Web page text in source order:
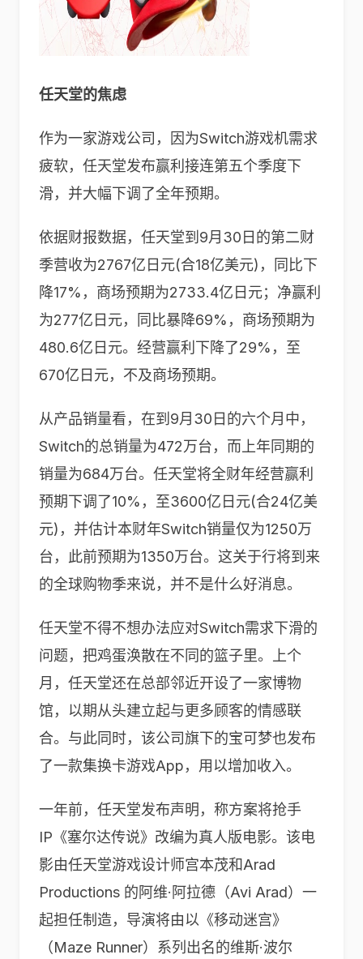
任天堂的焦虑
作为一家游戏公司，因为Switch游戏机需求
疲软，任天堂发布赢利接连第五个季度下
滑，并大幅下调了全年预期。
依据财报数据，任天堂到9月30日的第二财
季营收为2767亿日元(合18亿美元)，同比下
降17%，商场预期为2733.4亿日元；净赢利
为277亿日元，同比暴降69%，商场预期为
480.6亿日元。经营赢利下降了29%，至
670亿日元，不及商场预期。
从产品销量看，在到9月30日的六个月中，
Switch的总销量为472万台，而上年同期的
销量为684万台。任天堂将全财年经营赢利
预期下调了10%，至3600亿日元(合24亿美
元)，并估计本财年Switch销量仅为1250万
台，此前预期为1350万台。这关于行将到来
的全球购物季来说，并不是什么好消息。
任天堂不得不想办法应对Switch需求下滑的
问题，把鸡蛋涣散在不同的篮子里。上个
月，任天堂还在总部邻近开设了一家博物
馆，以期从头建立起与更多顾客的情感联
合。与此同时，该公司旗下的宝可梦也发布
了一款集换卡游戏App，用以增加收入。
一年前，任天堂发布声明，称方案将抢手
IP《塞尔达传说》改编为真人版电影。该电
影由任天堂游戏设计师宫本茂和Arad
Productions 的阿维·阿拉德（Avi Arad）一
起担任制造，导演将由以《移动迷宫》
（Maze Runner）系列出名的维斯·波尔